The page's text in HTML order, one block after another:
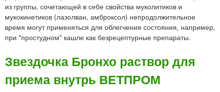
из группы, сочетающей в себе свойства муколитиков и
мукокинетиков (лазолван, амброксол) непродолжительное
время могут применяться для облегчения состояния, например,
при "простудном" кашле как безрецептурные препараты.
Звездочка Бронхо раствор для
приема внутрь ВЕТПРОМ